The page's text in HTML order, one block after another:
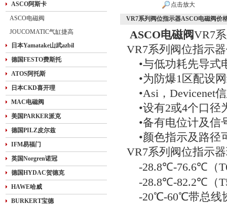
ASCO阿斯卡
ASCO电磁阀
JOUCOMATIC气缸捷高
日本Yamatake山武azbil
德国FESTO费斯托
ATOS阿托斯
日本CKD喜开理
MAC电磁阀
美国PARKER派克
德国PILZ皮尔兹
IFM易福门
英国Norgren诺冠
德国HYDAC贺德克
HAWE哈威
BURKERT宝德
点击放大
VR7系列阀位指示器ASCO电磁阀价
ASCO电磁阀VR7
VR7系列阀位指示
•与低功耗先导式
•为防爆1区配设
•Asi，Devicenet
•设有2或4个口径
•备有电位计及信
•颜色指示及路径
VR7系列阀位指示
-28.8℃-76.6℃（
-28.8℃-82.2℃（
-20℃-60℃带总线